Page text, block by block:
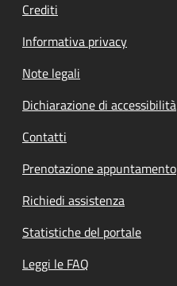
Crediti
Informativa privacy
Note legali
Dichiarazione di accessibilità
Contatti
Prenotazione appuntamento
Richiedi assistenza
Statistiche del portale
Leggi le FAQ